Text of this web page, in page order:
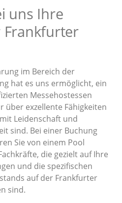
uns Ihre
Frankfurter
im Bereich der
hat es uns ermöglicht, ein
Messehostessen
über exzellente Fähigkeiten
Leidenschaft und
sind. Bei einer Buchung
Sie von einem Pool
die gezielt auf Ihre
und die spezifischen
auf der Frankfurter
sind.